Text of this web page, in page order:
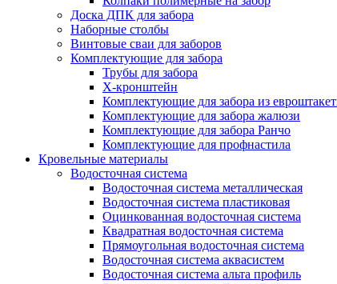
Доска ДПК для забора
Наборные столбы
Винтовые сваи для заборов
Комплектующие для забора
Трубы для забора
Х-кронштейн
Комплектующие для забора из
Комплектующие для забора жалюзи
Комплектующие для забора Ранчо
Комплектующие для профнастила
Кровельные материалы
Водосточная система
Водосточная система металлическая
Водосточная система пластиковая
Оцинкованная водосточная система
Квадратная водосточная система
Прямоугольная водосточная система
Водосточная система аквасистем
Водосточная система альта профиль